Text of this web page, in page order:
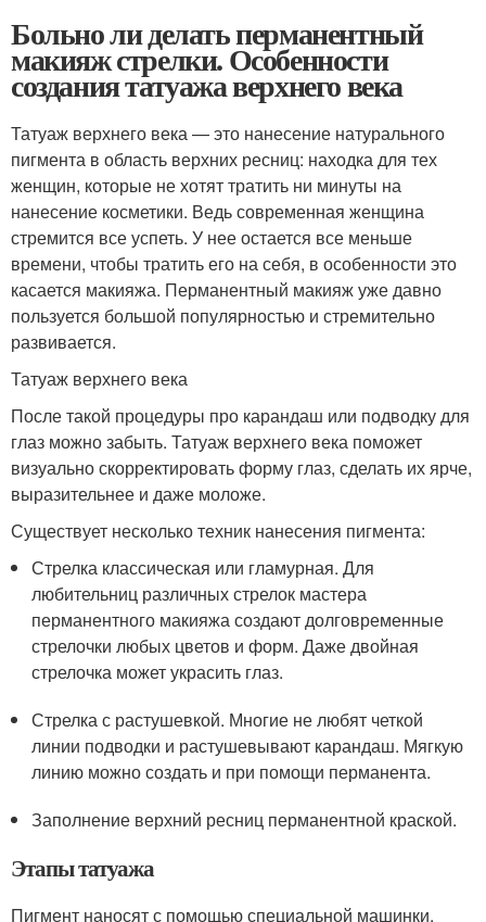
Больно ли делать перманентный
макияж стрелки. Особенности
создания татуажа верхнего века
Татуаж верхнего века — это нанесение натурального
пигмента в область верхних ресниц: находка для тех
женщин, которые не хотят тратить ни минуты на
нанесение косметики. Ведь современная женщина
стремится все успеть. У нее остается все меньше
времени, чтобы тратить его на себя, в особенности это
касается макияжа. Перманентный макияж уже давно
пользуется большой популярностью и стремительно
развивается.
Татуаж верхнего века
После такой процедуры про карандаш или подводку для
глаз можно забыть. Татуаж верхнего века поможет
визуально скорректировать форму глаз, сделать их ярче,
выразительнее и даже моложе.
Существует несколько техник нанесения пигмента:
Стрелка классическая или гламурная. Для
любительниц различных стрелок мастера
перманентного макияжа создают долговременные
стрелочки любых цветов и форм. Даже двойная
стрелочка может украсить глаз.
Стрелка с растушевкой. Многие не любят четкой
линии подводки и растушевывают карандаш. Мягкую
линию можно создать и при помощи перманента.
Заполнение верхний ресниц перманентной краской.
Этапы татуажа
Пигмент наносят с помощью специальной машинки.